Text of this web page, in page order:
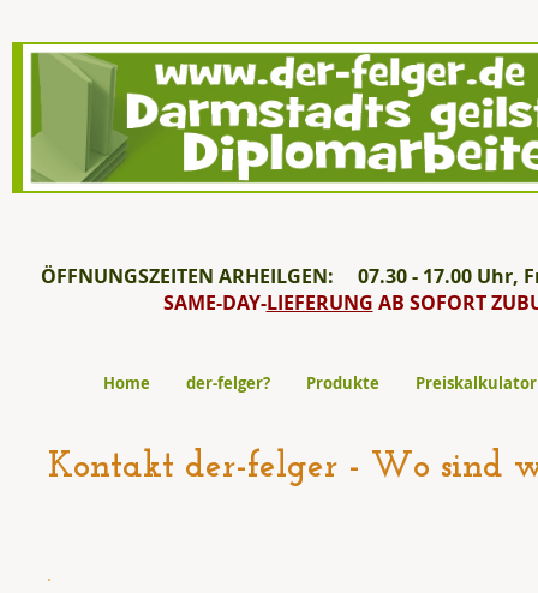
ÖFFNUNGSZEITEN ARHEILGEN: 07.30 - 17.00 Uhr,
SAME-DAY-LIEFERUNG AB SOFORT
Home der-felger? Produkte Preiskalkulator
Kontakt der-felger - Wo sind